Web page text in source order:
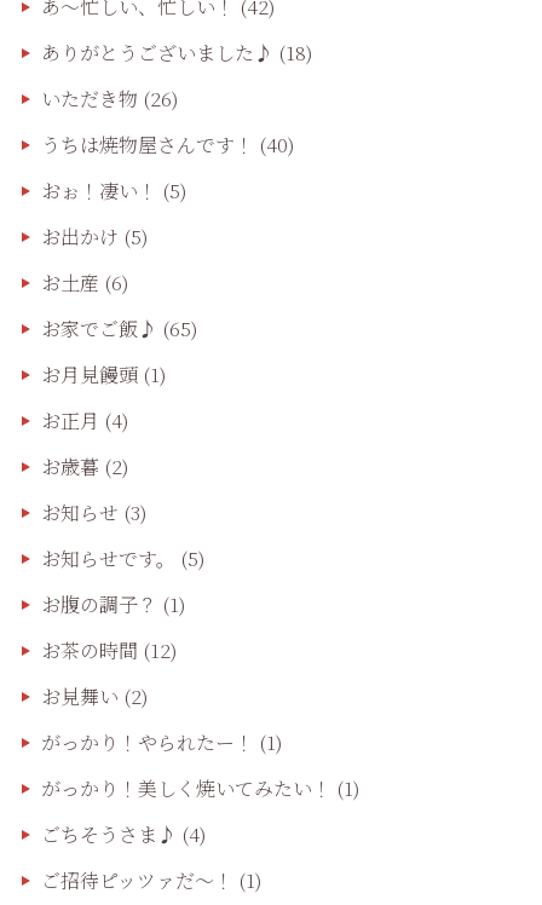
あ〜忙しい、忙しい！ (42)
ありがとうございました♪ (18)
いただき物 (26)
うちは焼物屋さんです！ (40)
おぉ！凄い！ (5)
お出かけ (5)
お土産 (6)
お家でご飯♪ (65)
お月見饅頭(1)
お正月 (4)
お歳暮 (2)
お知らせ (3)
お知らせです。
(5)
お腹の調子？ (1)
お茶の時間 (12)
お見舞い (2)
がっかり！やられたー！ (1)
がっかり！美しく焼いてみたい！ (1)
ごちそうさま♪ (4)
ご招待ピッツァだ〜！ (1)